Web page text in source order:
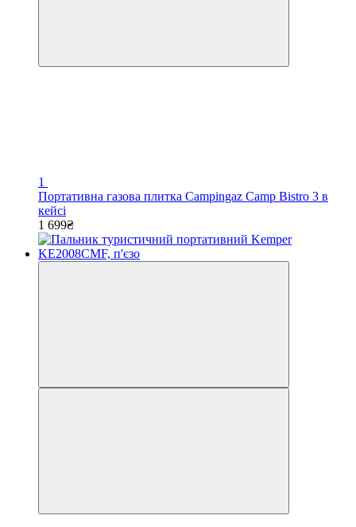
1
Портативна газова плитка Campingaz Camp Bistro 3 в
кейсі
1 699₴